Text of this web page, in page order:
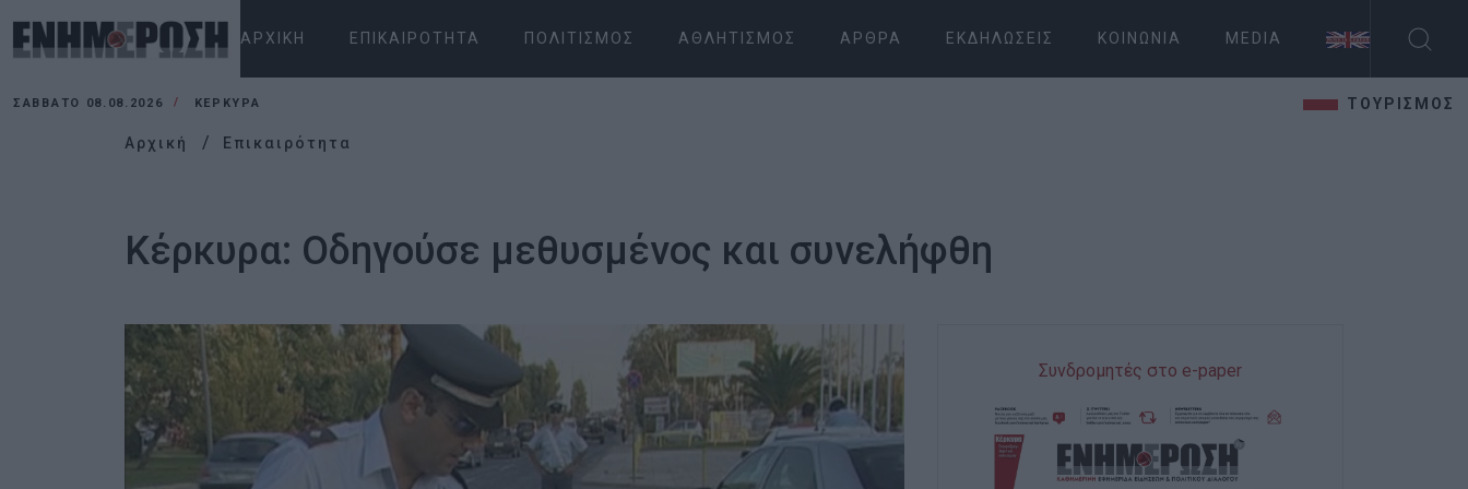
ΑΡΧΙΚΉ ΕΠΙΚΑΙΡΌΤΗΤΑ ΠΟΛΙΤΙΣΜΌΣ ΑΘΛΗΤΙΣΜΌΣ ΆΡΘΡΑ ΕΚΔΗΛΏΣΕΙΣ ΚΟΙΝΩΝΊΑ MEDIA
ΣΆΒΒΑΤΟ 08.08.2026 ΚΕΡΚΥΡΑ ΤΟΥΡΙΣΜΟΣ
Αρχική Επικαιρότητα
Κέρκυρα: Οδηγούσε μεθυσμένος και συνελήφθη
Συνδρομητές στο e-paper